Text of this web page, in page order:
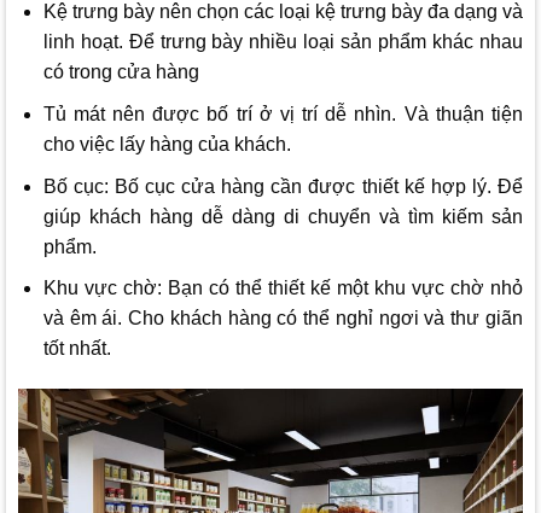
Kệ trưng bày nên chọn các loại kệ trưng bày đa dạng và
linh hoạt. Để trưng bày nhiều loại sản phẩm khác nhau
có trong cửa hàng
Tủ mát nên được bố trí ở vị trí dễ nhìn. Và thuận tiện
cho việc lấy hàng của khách.
Bố cục: Bố cục cửa hàng cần được thiết kế hợp lý. Để
giúp khách hàng dễ dàng di chuyển và tìm kiếm sản
phẩm.
Khu vực chờ: Bạn có thể thiết kế một khu vực chờ nhỏ
và êm ái. Cho khách hàng có thể nghỉ ngơi và thư giãn
tốt nhất.